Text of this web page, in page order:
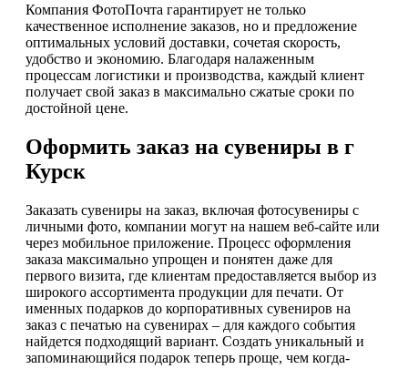
Компания ФотоПочта гарантирует не только
качественное исполнение заказов, но и предложение
оптимальных условий доставки, сочетая скорость,
удобство и экономию. Благодаря налаженным
процессам логистики и производства, каждый клиент
получает свой заказ в максимально сжатые сроки по
достойной цене.
Оформить заказ на сувениры в г
Курск
Заказать сувениры на заказ, включая фотосувениры с
личными фото, компании могут на нашем веб-сайте или
через мобильное приложение. Процесс оформления
заказа максимально упрощен и понятен даже для
первого визита, где клиентам предоставляется выбор из
широкого ассортимента продукции для печати. От
именных подарков до корпоративных сувениров на
заказ с печатью на сувенирах – для каждого события
найдется подходящий вариант. Создать уникальный и
запоминающийся подарок теперь проще, чем когда-